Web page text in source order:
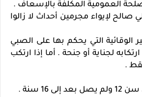
العمومية المكلفة بالإسعاف .
صالح لإيواء مجرمين أحداث لا زالوا
الوقائية التي يحكم بها على الصبي
لجناية أو جنحة . أما إذا ارتكب
.